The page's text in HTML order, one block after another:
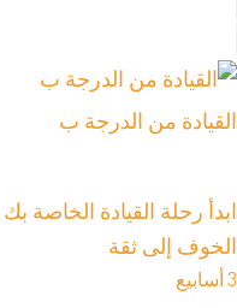
القيادة من الدرجة ب
ابدأ رحلة القيادة
الخوف إلى ثقة
3 أسابيع